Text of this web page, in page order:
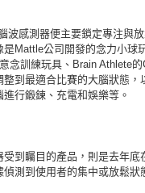
波感測器便主要鎖定專注與
是Mattle公司開發的念力小球
念訓練玩具、Brain Athlete
到最適合比賽的大腦狀態
行鍛鍊、充電和娛樂等。
受到矚目的產品，則是去年
測到使用者的集中或放鬆